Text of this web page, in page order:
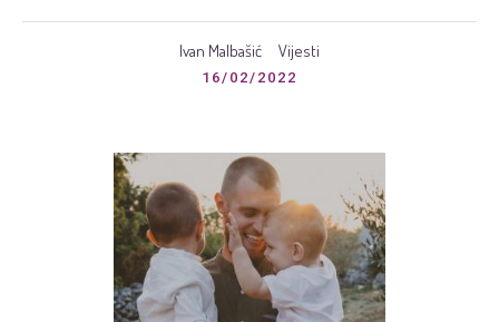
Ivan Malbašić Vijesti
16/02/2022